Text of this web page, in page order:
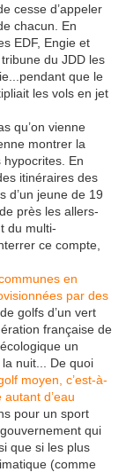
cesse d’appeler
chacun. En
EDF, Engie et
du JDD les
que le
les vols en jet
qu’on vienne
montrer la
En
itinéraires des
d’un jeune de 19
près les allers-
du multi-
ce compte,
en
par des
golfs d’un vert
française de
un
nuit... De quoi
moyen, c’est-à-
d’eau
pour un sport
qui
que si les plus
(comme